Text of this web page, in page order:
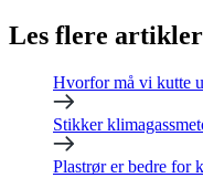
Les flere
Hvorfor må vi kutte
Stikker
Plastrør er bedre for